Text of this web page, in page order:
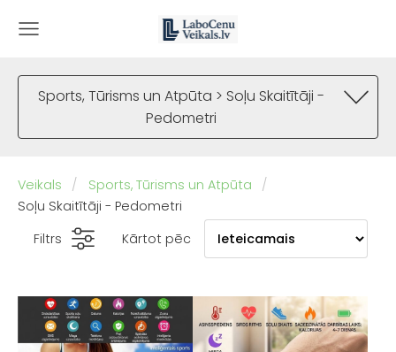
Sports, Tūrisms un Atpūta > Soļu Skaitītāji -
Pedometri
Veikals
Sports, Tūrisms un Atpūta
Soļu Skaitītāji - Pedometri
Filtrs
Kārtot pēc